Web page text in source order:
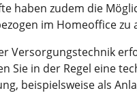
haben zudem die
im Homeoffice zu
Versorgungstechnik
Sie in der Regel eine
beispielsweise als